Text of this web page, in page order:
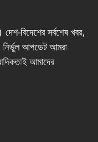
বিদেশের সর্বশেষ খবর,
নির্ভুল আপডেট আমরা
আমাদের